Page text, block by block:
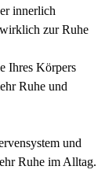
innerlich
zur Ruhe
Ihres Körpers
Ruhe und
und
Ruhe im Alltag.